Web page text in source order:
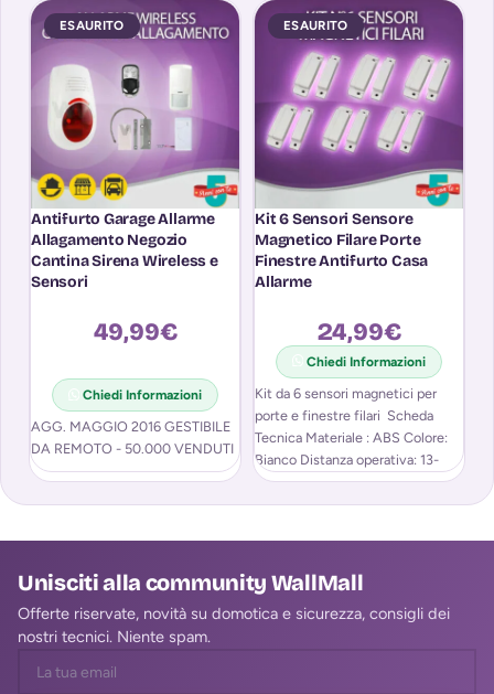
ESAURITO
Antifurto Garage Allarme
Allagamento Negozio
Cantina Sirena Wireless e
Sensori
49,99€
Chiedi Informazioni
AGG. MAGGIO 2016 GESTIBILE
DA REMOTO - 50.000 VENDUTI
ESAURITO
Kit 6 Sensori Sensore
Magnetico Filare Porte
Finestre Antifurto Casa
Allarme
24,99€
Chiedi Informazioni
Kit da 6 sensori magnetici per
porte e finestre filari Scheda
Tecnica Materiale : ABS Colore:
Bianco Distanza operativa: 13-
25mm
Unisciti alla community WallMall
Offerte riservate, novità su domotica e sicurezza, consigli dei
nostri tecnici. Niente spam.